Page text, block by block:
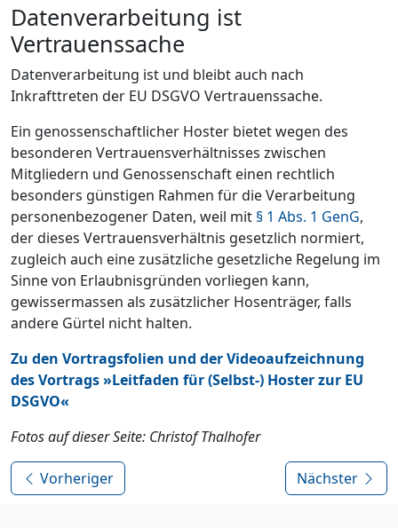
Datenverarbeitung ist
Vertrauenssache
Datenverarbeitung ist und bleibt auch nach
Inkrafttreten der EU DSGVO Vertrauenssache.
Ein genossenschaftlicher Hoster bietet wegen des
besonderen Vertrauensverhältnisses zwischen
Mitgliedern und Genossenschaft einen rechtlich
besonders günstigen Rahmen für die Verarbeitung
personenbezogener Daten, weil mit § 1 Abs. 1 GenG,
der dieses Vertrauensverhältnis gesetzlich normiert,
zugleich auch eine zusätzliche gesetzliche Regelung im
Sinne von Erlaubnisgründen vorliegen kann,
gewissermassen als zusätzlicher Hosenträger, falls
andere Gürtel nicht halten.
Zu den Vortragsfolien und der Videoaufzeichnung
des Vortrags »Leitfaden für (Selbst-) Hoster zur EU
DSGVO«
Fotos auf dieser Seite: Christof Thalhofer
Vorheriger Nächster